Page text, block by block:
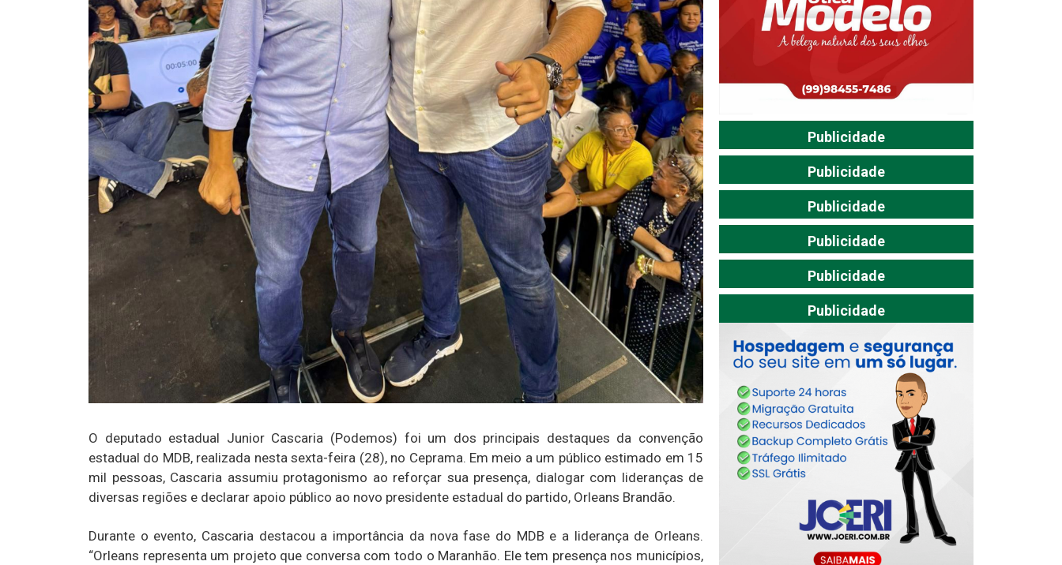
O deputado estadual Junior Cascaria (Podemos) foi um dos principais destaques da convenção
estadual do MDB, realizada nesta sexta-feira (28), no Ceprama. Em meio a um público estimado em 15
mil pessoas, Cascaria assumiu protagonismo ao reforçar sua presença, dialogar com lideranças de
diversas regiões e declarar apoio público ao novo presidente estadual do partido, Orleans Brandão.
Durante o evento, Cascaria destacou a importância da nova fase do MDB e a liderança de Orleans.
“Orleans representa um projeto que conversa com todo o Maranhão. Ele tem presença nos municípios,
Publicidade
Publicidade
Publicidade
Publicidade
Publicidade
Publicidade